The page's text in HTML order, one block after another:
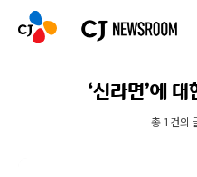
‘신라면’에
총 1건의